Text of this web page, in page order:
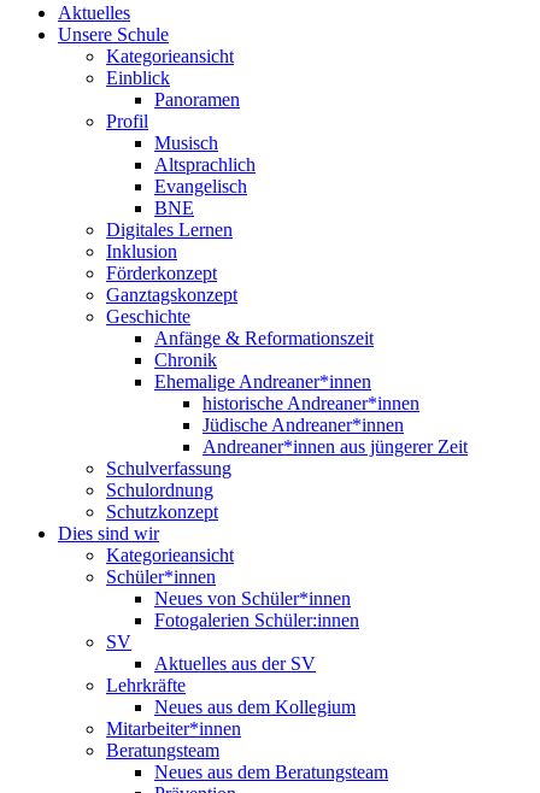
Aktuelles
Unsere Schule
Kategorieansicht
Einblick
Panoramen
Profil
Musisch
Altsprachlich
Evangelisch
BNE
Digitales Lernen
Inklusion
Förderkonzept
Ganztagskonzept
Geschichte
Anfänge & Reformationszeit
Chronik
Ehemalige Andreaner*innen
historische Andreaner*innen
Jüdische Andreaner*innen
Andreaner*innen aus jüngerer Zeit
Schulverfassung
Schulordnung
Schutzkonzept
Dies sind wir
Kategorieansicht
Schüler*innen
Neues von Schüler*innen
Fotogalerien Schüler:innen
SV
Aktuelles aus der SV
Lehrkräfte
Neues aus dem Kollegium
Mitarbeiter*innen
Beratungsteam
Neues aus dem Beratungsteam